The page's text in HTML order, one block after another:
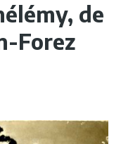
de
Forez